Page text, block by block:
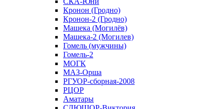
Кронон (Гродно)
Кронон-2 (Гродно)
Машека (Могилёв)
Машека-2 (Могилев)
Гомель (мужчины)
Гомель-2
МОГК
МАЗ-Орша
РГУОР-сборная-2008
РЦОР
Аматары